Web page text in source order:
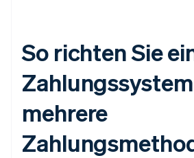
So richten Sie
mehrere